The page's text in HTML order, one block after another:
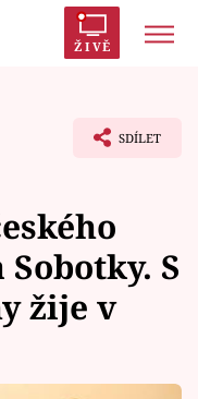
ŽIVĚ
SDÍLET
S
žije v